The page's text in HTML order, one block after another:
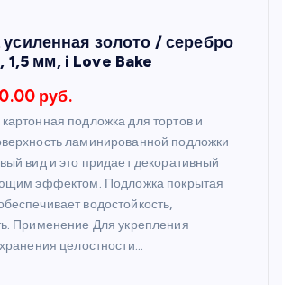
золото / серебро
1,5 мм, i Love Bake
руб.
подложка для тортов и
ламинированной подложки
вид и это придает декоративный
эффектом. Подложка покрытая
водостойкость,
Применение Для укрепления
целостности…